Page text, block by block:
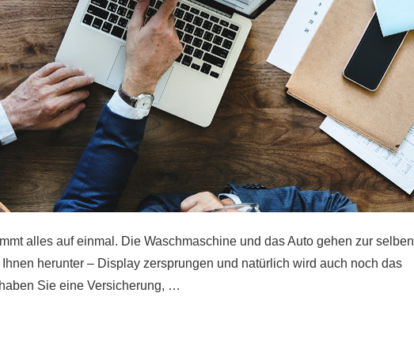
alles auf einmal. Die Waschmaschine und das Auto gehen zur selben
herunter – Display zersprungen und natürlich wird auch noch das
Sie eine Versicherung, …